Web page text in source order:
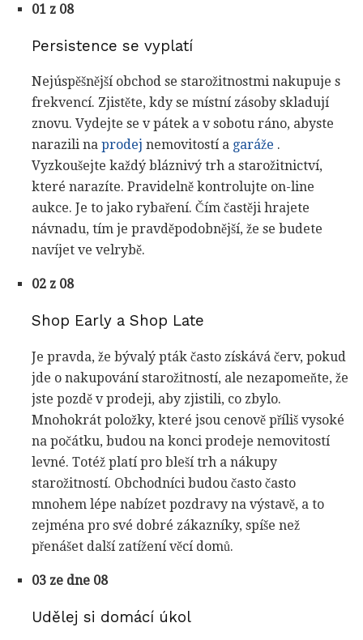
01 z 08
Persistence se vyplatí
Nejúspěšnější obchod se starožitnostmi nakupuje s
frekvencí. Zjistěte, kdy se místní zásoby skladují
znovu. Vydejte se v pátek a v sobotu ráno, abyste
narazili na prodej nemovitostí a garáže .
Vyzkoušejte každý bláznivý trh a starožitnictví,
které narazíte. Pravidelně kontrolujte on-line
aukce. Je to jako rybaření. Čím častěji hrajete
návnadu, tím je pravděpodobnější, že se budete
navíjet ve velrybě.
02 z 08
Shop Early a Shop Late
Je pravda, že bývalý pták často získává červ, pokud
jde o nakupování starožitností, ale nezapomeňte, že
jste pozdě v prodeji, aby zjistili, co zbylo.
Mnohokrát položky, které jsou cenově příliš vysoké
na počátku, budou na konci prodeje nemovitostí
levné. Totéž platí pro bleší trh a nákupy
starožitností. Obchodníci budou často často
mnohem lépe nabízet pozdravy na výstavě, a to
zejména pro své dobré zákazníky, spíše než
přenášet další zatížení věcí domů.
03 ze dne 08
Udělej si domácí úkol